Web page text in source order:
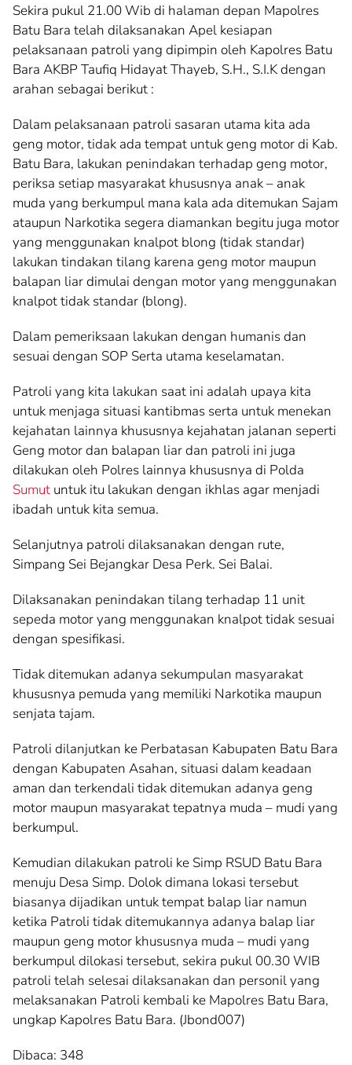
Sekira pukul 21.00 Wib di halaman depan Mapolres
Batu Bara telah dilaksanakan Apel kesiapan
pelaksanaan patroli yang dipimpin oleh Kapolres Batu
Bara AKBP Taufiq Hidayat Thayeb, S.H., S.I.K dengan
arahan sebagai berikut :
Dalam pelaksanaan patroli sasaran utama kita ada
geng motor, tidak ada tempat untuk geng motor di Kab.
Batu Bara, lakukan penindakan terhadap geng motor,
periksa setiap masyarakat khususnya anak – anak
muda yang berkumpul mana kala ada ditemukan Sajam
ataupun Narkotika segera diamankan begitu juga motor
yang menggunakan knalpot blong (tidak standar)
lakukan tindakan tilang karena geng motor maupun
balapan liar dimulai dengan motor yang menggunakan
knalpot tidak standar (blong).
Dalam pemeriksaan lakukan dengan humanis dan
sesuai dengan SOP Serta utama keselamatan.
Patroli yang kita lakukan saat ini adalah upaya kita
untuk menjaga situasi kantibmas serta untuk menekan
kejahatan lainnya khususnya kejahatan jalanan seperti
Geng motor dan balapan liar dan patroli ini juga
dilakukan oleh Polres lainnya khususnya di Polda
Sumut untuk itu lakukan dengan ikhlas agar menjadi
ibadah untuk kita semua.
Selanjutnya patroli dilaksanakan dengan rute,
Simpang Sei Bejangkar Desa Perk. Sei Balai.
Dilaksanakan penindakan tilang terhadap 11 unit
sepeda motor yang menggunakan knalpot tidak sesuai
dengan spesifikasi.
Tidak ditemukan adanya sekumpulan masyarakat
khususnya pemuda yang memiliki Narkotika maupun
senjata tajam.
Patroli dilanjutkan ke Perbatasan Kabupaten Batu Bara
dengan Kabupaten Asahan, situasi dalam keadaan
aman dan terkendali tidak ditemukan adanya geng
motor maupun masyarakat tepatnya muda – mudi yang
berkumpul.
Kemudian dilakukan patroli ke Simp RSUD Batu Bara
menuju Desa Simp. Dolok dimana lokasi tersebut
biasanya dijadikan untuk tempat balap liar namun
ketika Patroli tidak ditemukannya adanya balap liar
maupun geng motor khususnya muda – mudi yang
berkumpul dilokasi tersebut, sekira pukul 00.30 WIB
patroli telah selesai dilaksanakan dan personil yang
melaksanakan Patroli kembali ke Mapolres Batu Bara,
ungkap Kapolres Batu Bara. (Jbond007)
Dibaca: 348